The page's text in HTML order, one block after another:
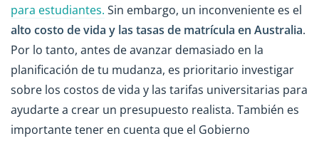
para estudiantes. Sin embargo, un inconveniente es el
alto costo de vida y las tasas de matrícula en Australia.
Por lo tanto, antes de avanzar demasiado en la
planificación de tu mudanza, es prioritario investigar
sobre los costos de vida y las tarifas universitarias para
ayudarte a crear un presupuesto realista. También es
importante tener en cuenta que el Gobierno